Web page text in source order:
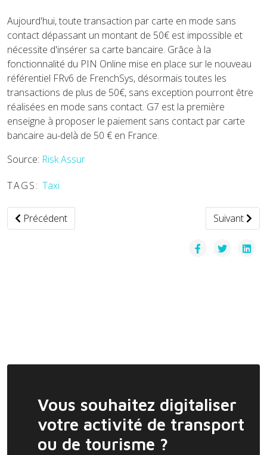
Aujourd'hui, toute transaction par carte en mode sans
contact dépassant un montant de 50€ est impossible et
nécessite d'insérer sa carte bancaire. Grâce à la
fonctionnalité du PIN Online mise en place sur le nouveau
référentiel FRv6 de FrenchSys, désormais toutes les
transactions de plus de 50€, sans exception pourront être
réalisées en mode sans contact. G7 est la première
enseigne à proposer le paiement sans contact par carte
bancaire au-delà de 50 € en France.
Source: Risk Assur
TAGS: Taxi
Article précédent : Wsselni Maak : l'application marocaine
Précédent Article
Suivant
Vous souhaitez digitaliser
votre activité de transport
ou de tourisme ?